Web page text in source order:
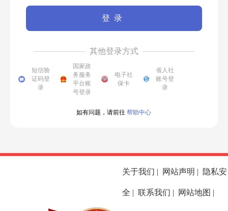
登录
其他登录方式
短信验
证码登
录
国家政
务服务
平台账
号登录
电子社
保卡
省人社
账号登
录
如有问题，请前往 帮助中心
关于我们 | 网站声明 | 隐私安
全 | 联系我们 | 网站地图 |